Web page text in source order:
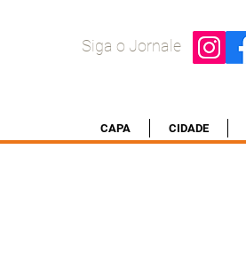
Siga o Jornale
CAPA CIDADE